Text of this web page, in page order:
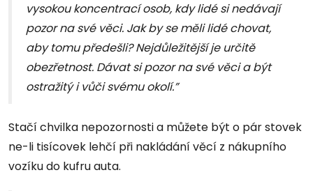
vysokou koncentrací osob, kdy lidé si nedávají
pozor na své věci. Jak by se měli lidé chovat,
aby tomu předešli? Nejdůležitější je určitě
obezřetnost. Dávat si pozor na své věci a být
ostražitý i vůči svému okolí.”
Stačí chvilka nepozornosti a můžete být o pár stovek
ne-li tisícovek lehčí při nakládání věcí z nákupního
vozíku do kufru auta.